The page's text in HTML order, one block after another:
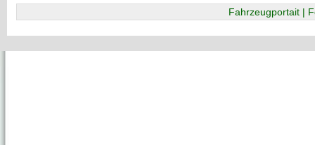
Fahrzeugportait |